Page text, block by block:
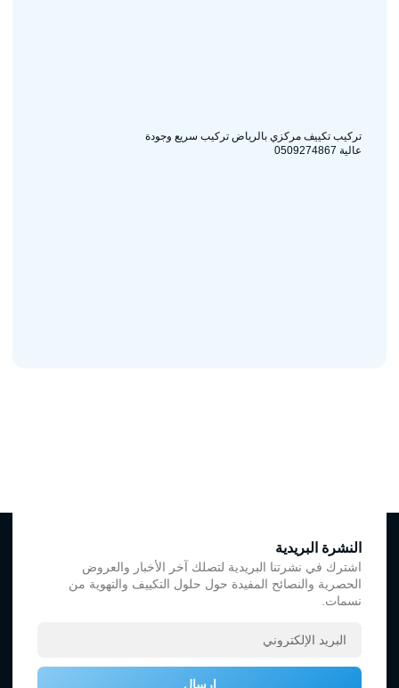
تركيب تكييف مركزي بالرياض تركيب سريع وجودة
عالية 0509274867
النشرة البريدية
اشترك في نشرتنا البريدية لتصلك آخر الأخبار والعروض
الحصرية والنصائح المفيدة حول حلول التكييف والتهوية من
نسمات.
إرسال